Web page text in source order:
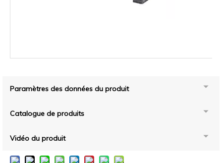
Paramètres des données du produit
Catalogue de produits
Vidéo du produit